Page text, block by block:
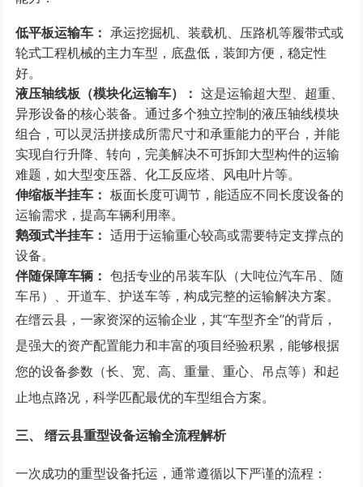
低平板运输车： 承运挖掘机、装载机、压路机等履带式或
轮式工程机械的主力车型，底盘低，装卸方便，稳定性
好。
液压轴线板（模块化运输车）： 这是运输超大型、超重、
异形设备的核心装备。通过多个独立控制的液压轴线模块
组合，可以灵活拼接成所需尺寸和承重能力的平台，并能
实现自行升降、转向，完美解决不可拆卸大型构件的运输
难题，如大型变压器、化工反应塔、风电叶片等。
伸缩板半挂车： 板面长度可调节，能适应不同长度设备的
运输需求，提高车辆利用率。
鹅颈式半挂车： 适用于运输重心较高或需要特定支撑点的
设备。
伴随保障车辆： 包括专业的吊装车队（大吨位汽车吊、随
车吊）、开道车、护送车等，构成完整的运输解决方案。
在缙云县，一家资深的运输企业，其“车型齐全”的背后，
是强大的资产配置能力和丰富的项目经验积累，能够根据
您的设备参数（长、宽、高、重量、重心、吊点等）和起
止地点路况，科学匹配最优的车型组合方案。
三、 缙云县重型设备运输全流程解析
一次成功的重型设备托运，通常遵循以下严谨的流程：